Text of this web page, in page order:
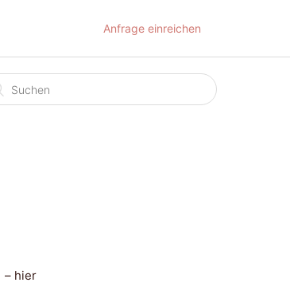
Anfrage einreichen
– hier